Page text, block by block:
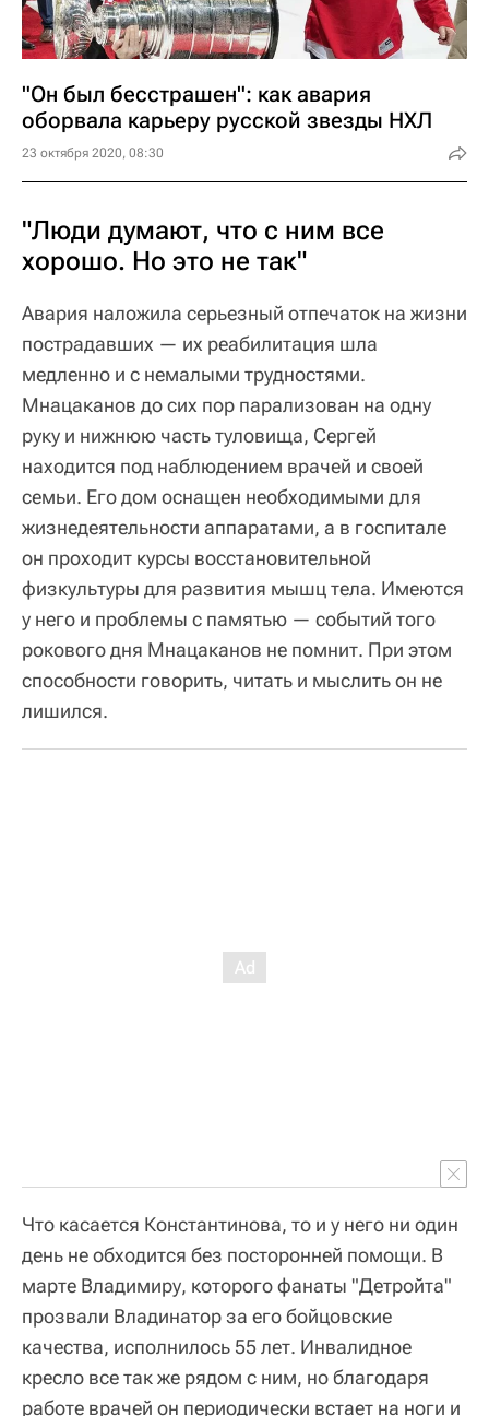
"Он был бесстрашен": как авария
оборвала карьеру русской звезды НХЛ
23 октября 2020, 08:30
"Люди думают, что с ним все
хорошо. Но это не так"
Авария наложила серьезный отпечаток на жизни
пострадавших — их реабилитация шла
медленно и с немалыми трудностями.
Мнацаканов до сих пор парализован на одну
руку и нижнюю часть туловища, Сергей
находится под наблюдением врачей и своей
семьи. Его дом оснащен необходимыми для
жизнедеятельности аппаратами, а в госпитале
он проходит курсы восстановительной
физкультуры для развития мышц тела. Имеются
у него и проблемы с памятью — событий того
рокового дня Мнацаканов не помнит. При этом
способности говорить, читать и мыслить он не
лишился.
Что касается Константинова, то и у него ни один
день не обходится без посторонней помощи. В
марте Владимиру, которого фанаты "Детройта"
прозвали Владинатор за его бойцовские
качества, исполнилось 55 лет. Инвалидное
кресло все так же рядом с ним, но благодаря
работе врачей он периодически встает на ноги и